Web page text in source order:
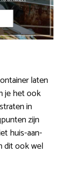
laten
je het ook
in
zijn
huis-aan-
dit ook wel